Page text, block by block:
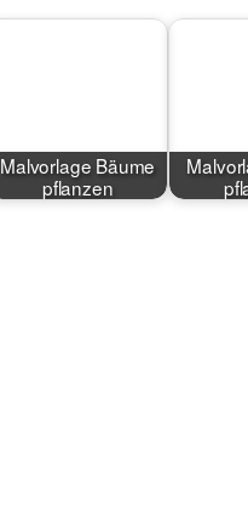
Malvorlage Bäume
pflanzen